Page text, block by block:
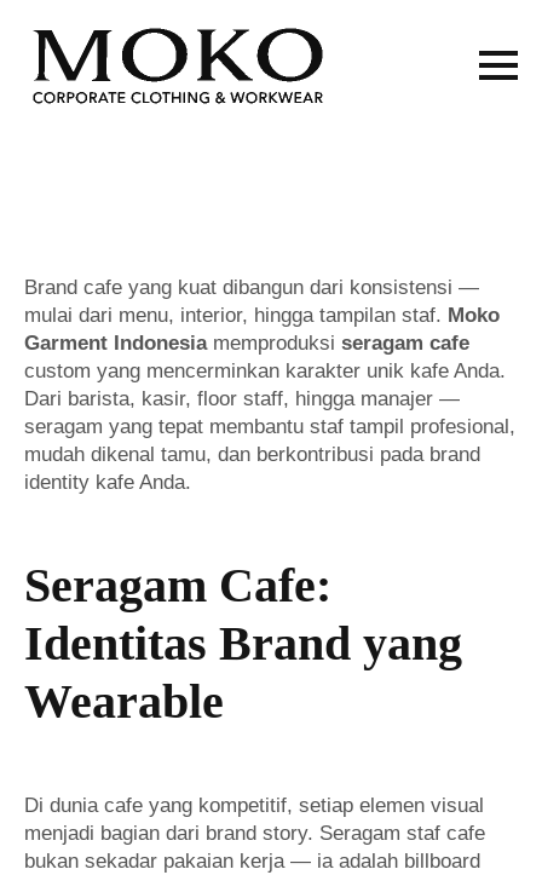
Brand cafe yang kuat dibangun dari konsistensi —
mulai dari menu, interior, hingga tampilan staf. Moko
Garment Indonesiamemproduksi seragam cafe
custom yang mencerminkan karakter unik kafe Anda.
Dari barista, kasir, floor staff, hingga manajer —
seragam yang tepat membantu staf tampil profesional,
mudah dikenal tamu, dan berkontribusi pada brand
identity kafe Anda.
Seragam Cafe:
Identitas Brand yang
Wearable
Di dunia cafe yang kompetitif, setiap elemen visual
menjadi bagian dari brand story. Seragam staf cafe
bukan sekadar pakaian kerja — ia adalah billboard